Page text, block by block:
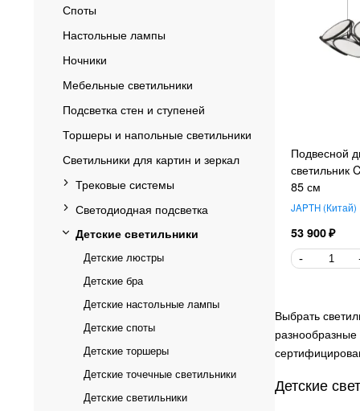
Споты
Настольные лампы
Ночники
Мебельные светильники
Подсветка стен и ступеней
Торшеры и напольные светильники
Светильники для картин и зеркал
Трековые системы
Светодиодная подсветка
Детские светильники
Детские люстры
Детские бра
Детские настольные лампы
Детские споты
Детские торшеры
Детские точечные светильники
Детские светильники
Подвесной
светильник
85 см
JAPTH Китай
53 900
Выбрать
разнообразные
Детские